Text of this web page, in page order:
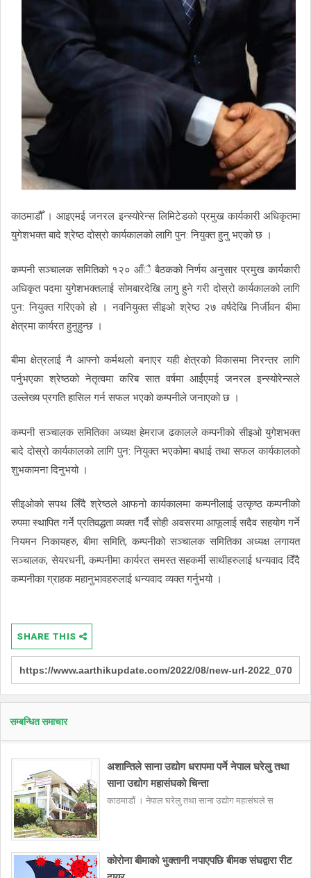
काठमाडौँ । आइएमई जनरल इन्स्योरेन्स लिमिटेडको प्रमुख कार्यकारी अधिकृतमा
युगेशभक्त बादे श्रेष्ठ दोस्रो कार्यकालको लागि पुन: नियुक्त हुनु भएको छ ।
कम्पनी सञ्चालक समितिको १२० आँै बैठकको निर्णय अनुसार प्रमुख कार्यकारी
अधिकृत पदमा युगेशभक्तलाई सोमबारदेखि लागु हुने गरी दोस्रो कार्यकालको लागि
पुन: नियुक्त गरिएको हो । नवनियुक्त सीइओ श्रेष्ठ २७ वर्षदेखि निर्जीवन बीमा
क्षेत्रमा कार्यरत हुनुहुन्छ ।
बीमा क्षेत्रलाई नै आफ्नो कर्मथलो बनाएर यही क्षेत्रको विकासमा निरन्तर लागि
पर्नुभएका श्रेष्ठको नेतृत्वमा करिब सात वर्षमा आर्ईएमई जनरल इन्स्योरेन्सले
उल्लेख्य प्रगति हासिल गर्न सफल भएको कम्पनीले जनाएको छ ।
कम्पनी सञ्चालक समितिका अध्यक्ष हेमराज ढकालले कम्पनीको सीइओ युगेशभक्त
बादे दोस्रो कार्यकालको लागि पुन: नियुक्त भएकोमा बधाई तथा सफल कार्यकालको
शुभकामना दिनुभयो ।
सीइओको सपथ लिँदै श्रेष्ठले आफनो कार्यकालमा कम्पनीलाई उत्कृष्ठ कम्पनीको
रुपमा स्थापित गर्ने प्रतिवद्धता व्यक्त गर्दै सोही अवसरमा आफूलाई सदैव सहयोग गर्ने
नियमन निकायहरु, बीमा समिति, कम्पनीको सञ्चालक समितिका अध्यक्ष लगायत
सञ्चालक, सेयरधनी, कम्पनीमा कार्यरत समस्त सहकर्मी साथीहरुलाई धन्यवाद दिँदै
कम्पनीका ग्राहक महानुभावहरुलाई धन्यवाद व्यक्त गर्नुभयो ।
SHARE THIS
सम्बन्धित समाचार
अशान्तिले साना उद्योग धरापमा पर्ने नेपाल घरेलु तथा
साना उद्योग महासंघको चिन्ता
काठमाडौं । नेपाल घरेलु तथा साना उद्योग महासंघले स
कोरोना बीमाको भुक्तानी नपाएपछि बीमक संघद्वारा रीट